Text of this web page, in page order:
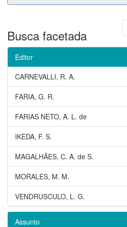
Busca facetada
Editor
CARNEVALLI, R. A.
FARIA, G. R.
FARIAS NETO, A. L. de
IKEDA, F. S.
MAGALHÃES, C. A. de S.
MORALES, M. M.
VENDRUSCULO, L. G.
Assunto